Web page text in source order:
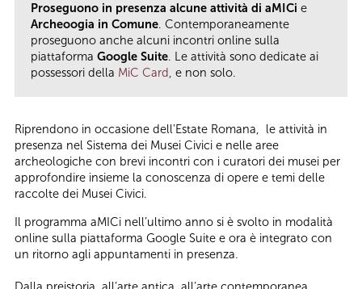
Proseguono in presenza alcune attività di aMICi e
Archeoogia in Comune. Contemporaneamente
proseguono anche alcuni incontri online sulla
piattaforma Google Suite. Le attività sono dedicate ai
possessori della MiC Card, e non solo.
Riprendono in occasione dell'Estate Romana, le attività in
presenza nel Sistema dei Musei Civici e nelle aree
archeologiche con brevi incontri con i curatori dei musei per
approfondire insieme la conoscenza di opere e temi delle
raccolte dei Musei Civici.
Il programma aMICi nell’ultimo anno si è svolto in modalità
online sulla piattaforma Google Suite e ora è integrato con
un ritorno agli appuntamenti in presenza.